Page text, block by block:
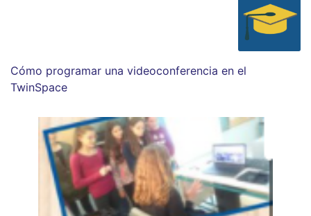
Cómo programar una videoconferencia en el
TwinSpace